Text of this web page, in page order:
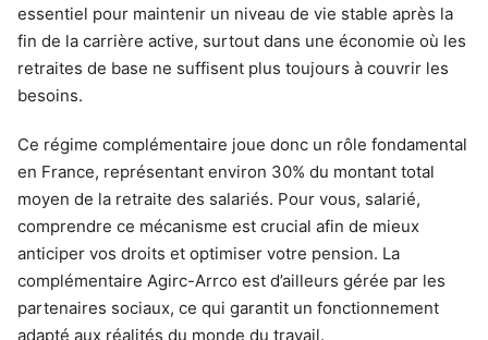
essentiel pour maintenir un niveau de vie stable après la
fin de la carrière active, surtout dans une économie où les
retraites de base ne suffisent plus toujours à couvrir les
besoins.
Ce régime complémentaire joue donc un rôle fondamental
en France, représentant environ 30% du montant total
moyen de la retraite des salariés. Pour vous, salarié,
comprendre ce mécanisme est crucial afin de mieux
anticiper vos droits et optimiser votre pension. La
complémentaire Agirc-Arrco est d’ailleurs gérée par les
partenaires sociaux, ce qui garantit un fonctionnement
adapté aux réalités du monde du travail.